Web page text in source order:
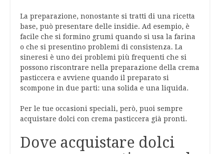
La preparazione, nonostante si tratti di una ricetta
base, può presentare delle insidie. Ad esempio, è
facile che si formino grumi quando si usa la farina
o che si presentino problemi di consistenza. La
sineresi è uno dei problemi più frequenti che si
possono riscontrare nella preparazione della crema
pasticcera e avviene quando il preparato si
scompone in due parti: una solida e una liquida.
Per le tue occasioni speciali, però, puoi sempre
acquistare dolci con crema pasticcera già pronti.
Dove acquistare dolci